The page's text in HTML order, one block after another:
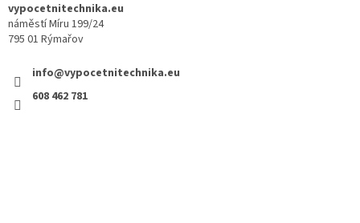
vypocetnitechnika.eu
náměstí Míru 199/24
795 01 Rýmařov
info@vypocetnitechnika.eu
608 462 781